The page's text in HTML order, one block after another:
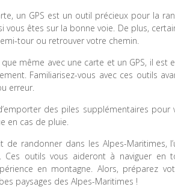
un GPS est un outil précieux pour la
vous êtes sur la bonne voie. De plus,
tour ou retrouver votre chemin.
même avec une carte et un GPS, il est
Familiarisez-vous avec ces outils
erreur.
des piles supplémentaires
en cas de pluie.
de randonner dans les Alpes-Maritimes,
Ces outils vous aideront à naviguer
en montagne. Alors, préparez
paysages des Alpes-Maritimes !